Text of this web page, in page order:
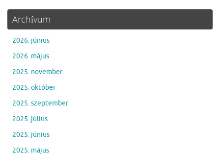
Archívum
2026. június
2026. május
2025. november
2025. október
2025. szeptember
2025. július
2025. június
2025. május